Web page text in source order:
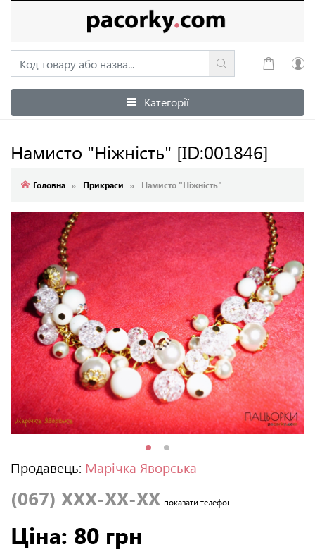
Увійти
Категорії
Намисто "Ніжність" [ID:001846]
Головна Прикраси Намисто "Ніжність"
Продавець: Марічка Яворська
(067) XXX-XX-XX показати телефон
Ціна: 80 грн